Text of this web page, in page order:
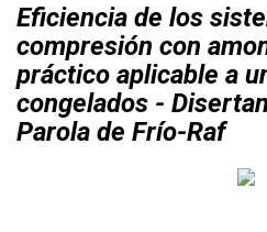
Eficiencia de los
compresión con
práctico aplicable a
congelados -
Parola de Frío-Raf